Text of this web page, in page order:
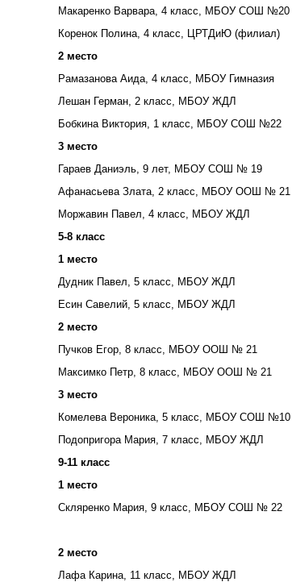
Макаренко Варвара, 4 класс, МБОУ СОШ №20
Коренок Полина, 4 класс, ЦРТДиЮ (филиал)
2 место
Рамазанова Аида, 4 класс, МБОУ Гимназия
Лешан Герман, 2 класс, МБОУ ЖДЛ
Бобкина Виктория, 1 класс, МБОУ СОШ №22
3 место
Гараев Даниэль, 9 лет, МБОУ СОШ № 19
Афанасьева Злата, 2 класс, МБОУ ООШ № 21
Моржавин Павел, 4 класс, МБОУ ЖДЛ
5-8 класс
1 место
Дудник Павел, 5 класс, МБОУ ЖДЛ
Есин Савелий, 5 класс, МБОУ ЖДЛ
2 место
Пучков Егор, 8 класс, МБОУ ООШ № 21
Максимко Петр, 8 класс, МБОУ ООШ № 21
3 место
Комелева Вероника, 5 класс, МБОУ СОШ №10
Подопригора Мария, 7 класс, МБОУ ЖДЛ
9-11 класс
1 место
Скляренко Мария, 9 класс, МБОУ СОШ № 22
2 место
Лафа Карина, 11 класс, МБОУ ЖДЛ